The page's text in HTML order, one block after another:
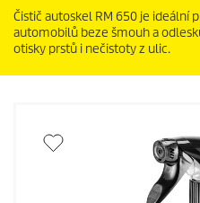
Čistič autoskel RM 650 je ideální
automobilů beze šmouh a
otisky prstů i nečistoty z ulic.